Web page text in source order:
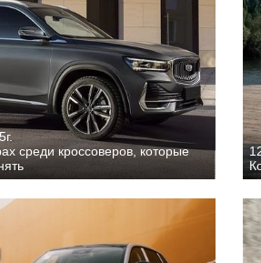
среди кроссоверов, которые